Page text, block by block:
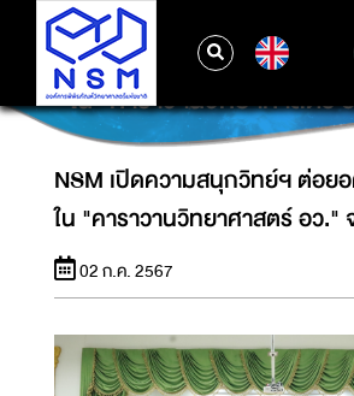
NSM เปิดความสนุกวิทย์ฯ ต่อย
ใน "คาราวานวิทยาศาสตร์
NSM เปิดความสนุกวิทย์ฯ ต่อย
ใน "คาราวานวิทยาศาสตร์ อว."
02 ก.ค. 2567